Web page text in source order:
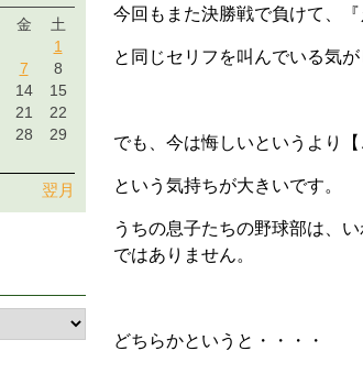
今回もまた決勝戦で負けて、
と同じセリフを叫んでいる気が
でも、今は悔しいというより
という気持ちが大きいです。
うちの息子たちの野球部は、
ではありません。
どちらかというと・・・・
金
土
1
7
8
14
15
21
22
28
29
翌月